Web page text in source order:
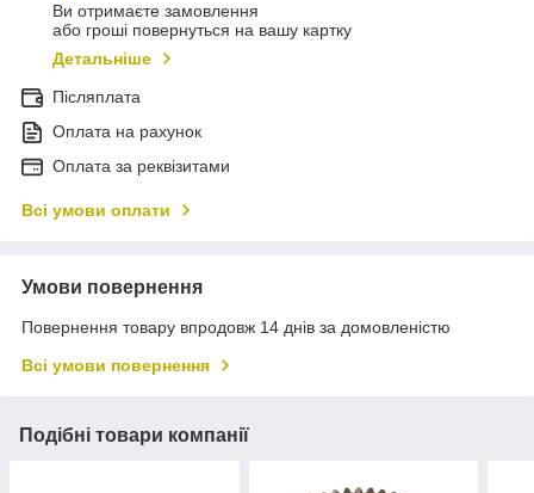
Ви отримаєте замовлення
або гроші повернуться на вашу картку
Детальніше
Післяплата
Оплата на рахунок
Оплата за реквізитами
Всі умови оплати
Умови повернення
Повернення товару впродовж 14 днів за домовленістю
Всі умови повернення
Подібні товари компанії